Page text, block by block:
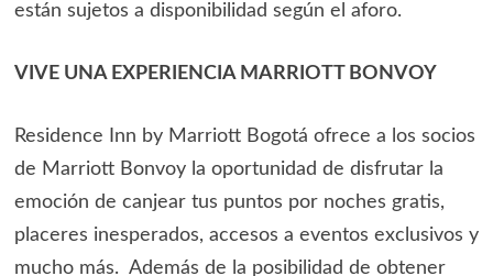
están sujetos a disponibilidad según el aforo.
VIVE UNA EXPERIENCIA MARRIOTT BONVOY
Residence Inn by Marriott Bogotá ofrece a los socios
de Marriott Bonvoy la oportunidad de disfrutar la
emoción de canjear tus puntos por noches gratis,
placeres inesperados, accesos a eventos exclusivos y
mucho más. Además de la posibilidad de obtener